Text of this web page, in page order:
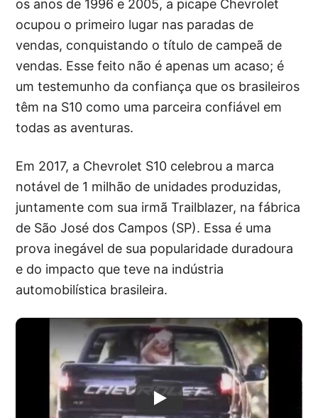
os anos de 1996 e 2005, a picape Chevrolet
ocupou o primeiro lugar nas paradas de
vendas, conquistando o título de campeã de
vendas. Esse feito não é apenas um acaso; é
um testemunho da confiança que os brasileiros
têm na S10 como uma parceira confiável em
todas as aventuras.
Em 2017, a Chevrolet S10 celebrou a marca
notável de 1 milhão de unidades produzidas,
juntamente com sua irmã Trailblazer, na fábrica
de São José dos Campos (SP). Essa é uma
prova inegável de sua popularidade duradoura
e do impacto que teve na indústria
automobilística brasileira.